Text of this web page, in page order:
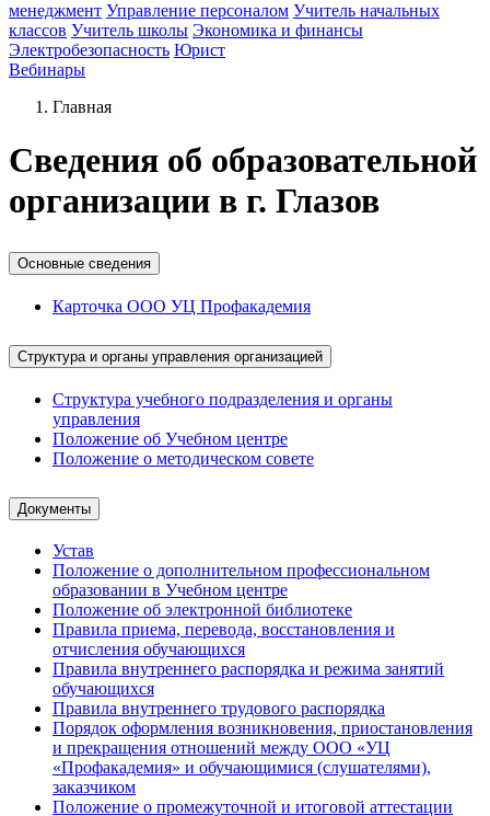
менеджмент Управление персоналом Учитель начальных
классов Учитель школы Экономика и финансы
Электробезопасность Юрист
Вебинары
Главная
Cведения об образовательной
организации в г. Глазов
Основные сведения
Карточка ООО УЦ Профакадемия
Структура и органы управления организацией
Структура учебного подразделения и органы
управления
Положение об Учебном центре
Положение о методическом совете
Документы
Устав
Положение о дополнительном профессиональном
образовании в Учебном центре
Положение об электронной библиотеке
Правила приема, перевода, восстановления и
отчисления обучающихся
Правила внутреннего распорядка и режима занятий
обучающихся
Правила внутреннего трудового распорядка
Порядок оформления возникновения, приостановления
и прекращения отношений между ООО «УЦ
«Профакадемия» и обучающимися (слушателями),
заказчиком
Положение о промежуточной и итоговой аттестации